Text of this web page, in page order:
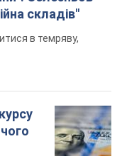
років